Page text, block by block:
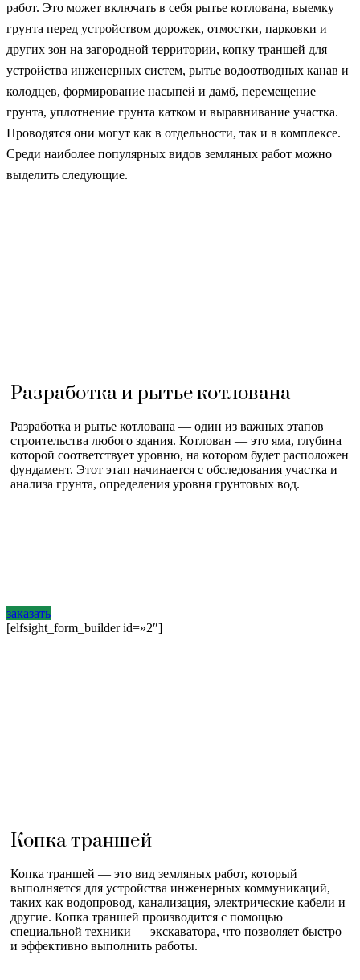
работ. Это может включать в себя рытье котлована, выемку
грунта перед устройством дорожек, отмостки, парковки и
других зон на загородной территории, копку траншей для
устройства инженерных систем, рытье водоотводных канав и
колодцев, формирование насыпей и дамб, перемещение
грунта, уплотнение грунта катком и выравнивание участка.
Проводятся они могут как в отдельности, так и в комплексе.
Среди наиболее популярных видов земляных работ можно
выделить следующие.
Разработка и рытье котлована
Разработка и рытье котлована — один из важных этапов
строительства любого здания. Котлован — это яма, глубина
которой соответствует уровню, на котором будет расположен
фундамент. Этот этап начинается с обследования участка и
анализа грунта, определения уровня грунтовых вод.
заказать
[elfsight_form_builder id=»2″]
Копка траншей
Копка траншей — это вид земляных работ, который
выполняется для устройства инженерных коммуникаций,
таких как водопровод, канализация, электрические кабели и
другие. Копка траншей производится с помощью
специальной техники — экскаватора, что позволяет быстро
и эффективно выполнить работы.